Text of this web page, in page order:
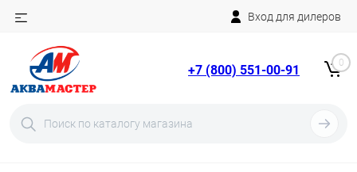
Вход для дилеров
+7 (800) 551-00-91 0